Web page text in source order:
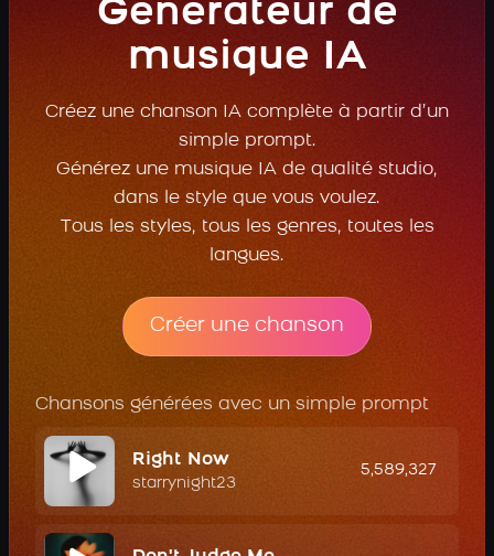
Générateur de
musique IA
Créez une chanson IA complète à partir d’un
simple prompt.
Générez une musique IA de qualité studio,
dans le style que vous voulez.
Tous les styles, tous les genres, toutes les
langues.
Créer une chanson
Chansons générées avec un simple prompt
Right Now
starrynight23
5,589,327